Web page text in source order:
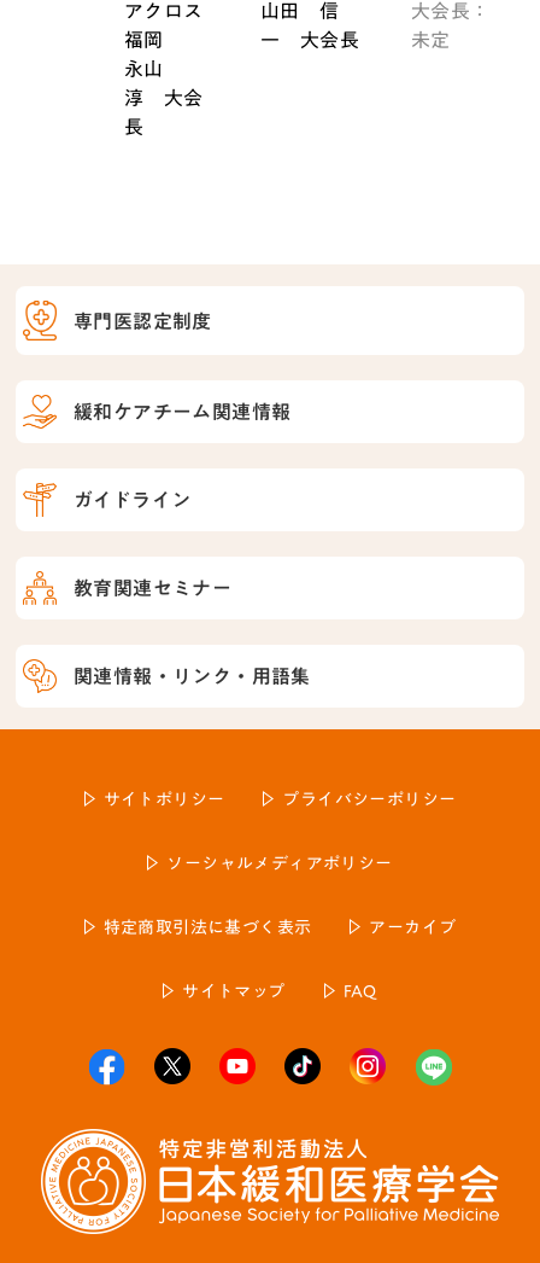
専門医認定制度
緩和ケアチーム関連情報
ガイドライン
教育関連セミナー
関連情報・リンク・用語集
アクロス
福岡
永山
淳
大会
長
山田 信
一 大会長
大会長：
未定
サイトポリシー プライバシーポリシー
ソーシャルメディアポリシー
特定商取引法に基づく表示 アーカイブ
サイトマップ FAQ